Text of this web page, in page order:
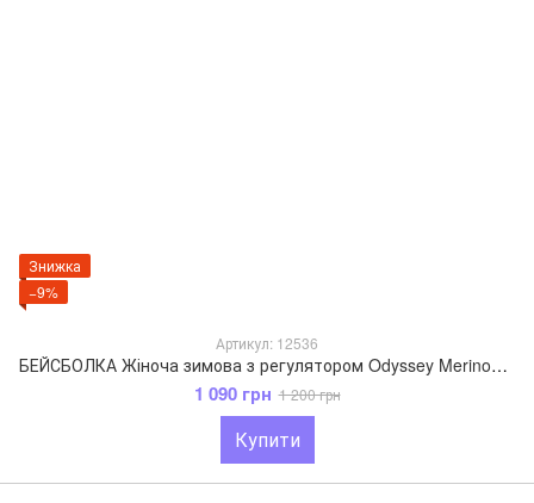
Знижка
−9%
Артикул: 12536
БЕЙСБОЛКА Жіноча зимова з регулятором Odyssey Merino+PA 55-59 см Молочний 12536
1 090 грн 1 200 грн
Купити